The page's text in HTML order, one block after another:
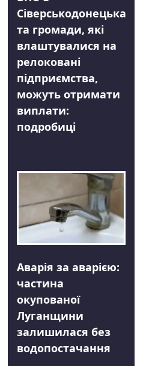
Сіверськодонецька
та громади, які
влаштувалися на
релоковані
підприємства,
можуть отримати
виплати:
подробиці
Аварія за аварією:
частина
окупованої
Луганщини
залишилася без
водопостачання